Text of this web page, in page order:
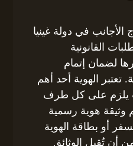
في دولة غينيا
القانونية
لضمان إتمام
الهوية أحد أهم
يلزم على كل طرف
وثيقة هوية رسمية
أو بطاقة الهوية
أن تُقبل الوثائق